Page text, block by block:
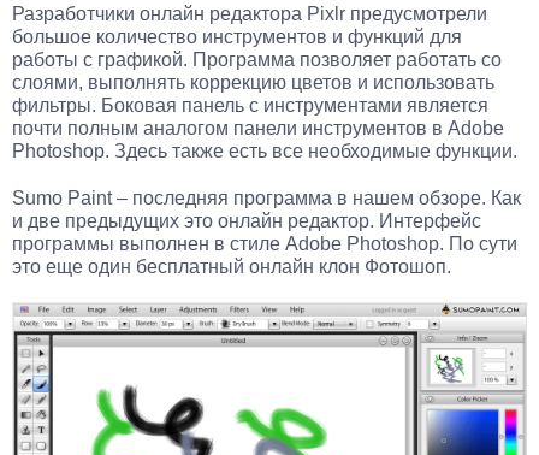
Разработчики онлайн редактора Pixlr предусмотрели
большое количество инструментов и функций для
работы с графикой. Программа позволяет работать со
слоями, выполнять коррекцию цветов и использовать
фильтры. Боковая панель с инструментами является
почти полным аналогом панели инструментов в Adobe
Photoshop. Здесь также есть все необходимые функции.
Sumo Paint – последняя программа в нашем обзоре. Как
и две предыдущих это онлайн редактор. Интерфейс
программы выполнен в стиле Adobe Photoshop. По сути
это еще один бесплатный онлайн клон Фотошоп.